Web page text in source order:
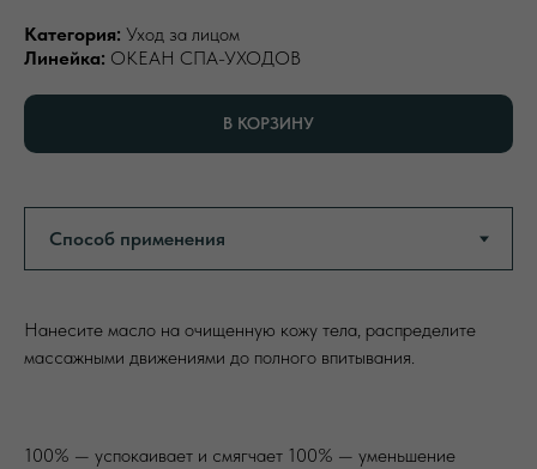
Категория: Уход за лицом
Линейка: ОКЕАН СПА-УХОДОВ
В КОРЗИНУ
Нанесите масло на очищенную кожу тела, распределите
массажными движениями до полного впитывания.
100% — успокаивает и смягчает 100% — уменьшение